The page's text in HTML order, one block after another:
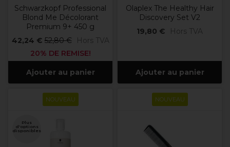
Schwarzkopf Professional
Blond Me Décolorant
Premium 9+ 450 g
42,24 € 52,80 €
Hors TVA
20% DE REMISE!
Ajouter au panier
Olaplex The Healthy Hair
Discovery Set V2
19,80 €
Hors TVA
Ajouter au panier
NOUVEAU
Plus
d'options
disponibles
NOUVEAU